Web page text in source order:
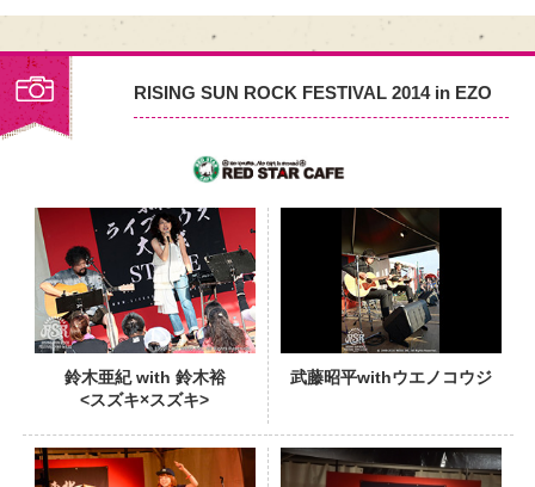
RISING SUN ROCK FESTIVAL 2014 in EZO
鈴木亜紀 with 鈴木裕
<スズキ×スズキ>
武藤昭平withウエノコウジ
PHOTO
PHOTO